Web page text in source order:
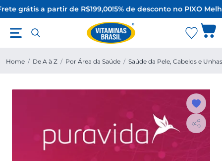
grátis a partir de R$199,00!5% de desconto no PIXO
Home / De A à Z / Por Área da Saúde / Saúde da Pele, Cabelos e Unhas